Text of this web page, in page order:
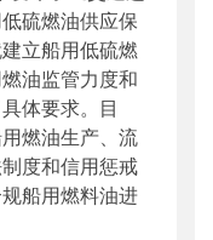
硫燃油供应保
立船用低硫燃
油监管力度和
体要求。目
燃油生产、流
度和信用惩戒
船用燃料油进